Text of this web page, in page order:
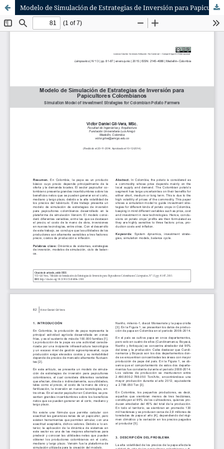
Modelo de Simulación de Estrategias de Inversión para Papicultores Colombianos